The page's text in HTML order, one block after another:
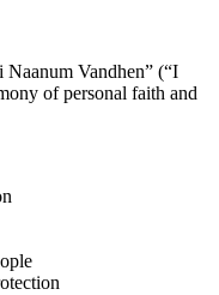
Naanum Vandhen” (“I
of personal faith and